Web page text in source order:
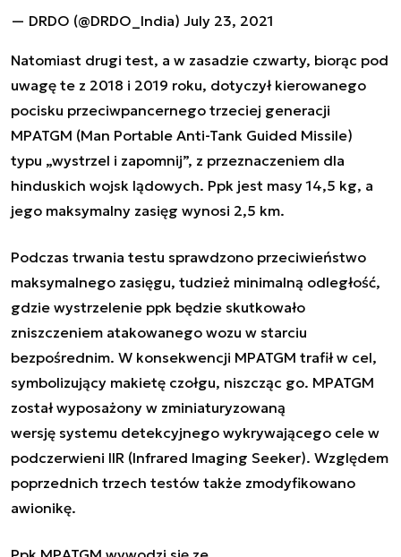
— DRDO (@DRDO_India) July 23, 2021
Natomiast drugi test, a w zasadzie czwarty, biorąc pod
uwagę te z 2018 i 2019 roku, dotyczył kierowanego
pocisku przeciwpancernego trzeciej generacji
MPATGM (Man Portable Anti-Tank Guided Missile)
typu „wystrzel i zapomnij”, z przeznaczeniem dla
hinduskich wojsk lądowych. Ppk jest masy 14,5 kg, a
jego maksymalny zasięg wynosi 2,5 km.
Podczas trwania testu sprawdzono przeciwieństwo
maksymalnego zasięgu, tudzież minimalną odległość,
gdzie wystrzelenie ppk będzie skutkowało
zniszczeniem atakowanego wozu w starciu
bezpośrednim. W konsekwencji MPATGM trafił w cel,
symbolizujący makietę czołgu, niszcząc go. MPATGM
został wyposażony w zminiaturyzowaną
wersję systemu detekcyjnego wykrywającego cele w
podczerwieni IIR (Infrared Imaging Seeker). Względem
poprzednich trzech testów także zmodyfikowano
awionikę.